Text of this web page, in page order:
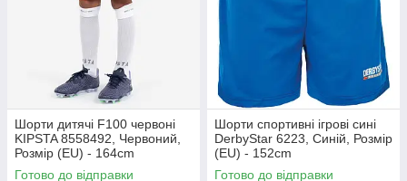
Шорти дитячі F100 червоні
KIPSTA 8558492, Червоний,
Розмір (EU) - 164cm
Готово до відправки
Шорти спортивні ігрові сині
DerbyStar 6223, Синій, Розмір
(EU) - 152cm
Готово до відправки